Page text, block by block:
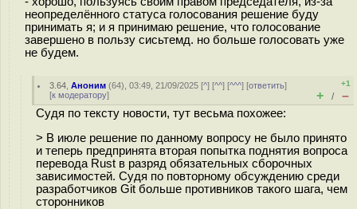
неопределённого статуса голосования решение буду
принимать я; и я принимаю решение, что голосование
завершено в пользу сисьтемд. но больше голосовать уже
не будем.
3.64 ,Аноним (64), 03:49, 21/09/2025 [^] [^^] [^^^] [ответить]
[к модератору]
+1
+ / –
Судя по тексту новости, тут весьма похожее:
> В июле решение по данному вопросу не было принято
и теперь предпринята вторая попытка поднятия вопроса
перевода Rust в разряд обязательных сборочных
зависимостей. Судя по повторному обсуждению среди
разработчиков Git больше противников такого шага, чем
сторонников